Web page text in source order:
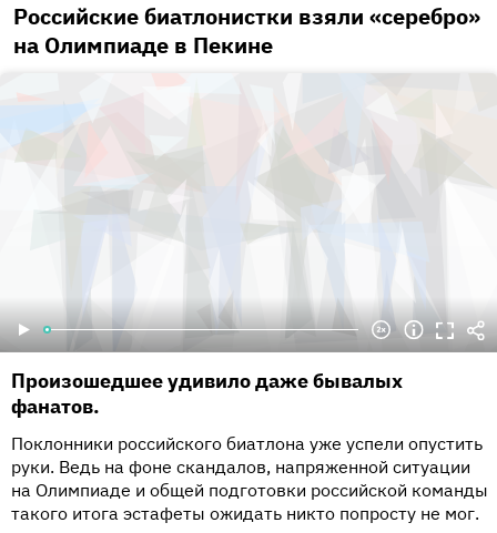
Российские биатлонистки взяли «серебро»
на Олимпиаде в Пекине
Произошедшее удивило даже бывалых
фанатов.
Поклонники российского биатлона уже успели опустить
руки. Ведь на фоне скандалов, напряженной ситуации
на Олимпиаде и общей подготовки российской команды
такого итога эстафеты ожидать никто попросту не мог.